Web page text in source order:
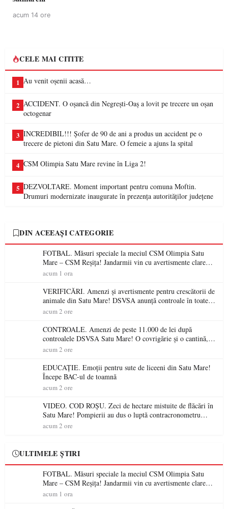
acum 14 ore
CELE MAI CITITE
1 Au venit oșenii acasă…
2 ACCIDENT. O oșancă din Negrești-Oaș a lovit pe trecere un oșan
octogenar
3 INCREDIBIL!!! Șofer de 90 de ani a produs un accident pe o
trecere de pietoni din Satu Mare. O femeie a ajuns la spital
4 CSM Olimpia Satu Mare revine în Liga 2!
5 DEZVOLTARE. Moment important pentru comuna Moftin.
Drumuri modernizate inaugurate în prezența autorităților județene
DIN ACEEAȘI CATEGORIE
FOTBAL. Măsuri speciale la meciul CSM Olimpia Satu
Mare – CSM Reșița! Jandarmii vin cu avertismente clare
pentru suporteri
acum 1 ora
VERIFICĂRI. Amenzi și avertismente pentru crescătorii de
animale din Satu Mare! DSVSA anunță controale în toate
gospodăriile și face apel la respectarea legii
acum 2 ore
CONTROALE. Amenzi de peste 11.000 de lei după
controalele DSVSA Satu Mare! O covrigărie și o cantină,
sancționate pentru nereguli
acum 2 ore
EDUCAȚIE. Emoții pentru sute de liceeni din Satu Mare!
Începe BAC-ul de toamnă
acum 2 ore
VIDEO. COD ROȘU. Zeci de hectare mistuite de flăcări în
Satu Mare! Pompierii au dus o luptă contracronometru
pentru a salva o pădure de la dezastru
acum 2 ore
ULTIMELE ȘTIRI
FOTBAL. Măsuri speciale la meciul CSM Olimpia Satu
Mare – CSM Reșița! Jandarmii vin cu avertismente clare
pentru suporteri
acum 1 ora